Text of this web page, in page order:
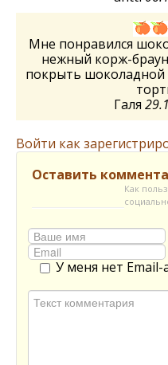
Мне понравился
нежный корж-
покрыть
Галя
Войти как
Оставить
Как
У меня нет Email-